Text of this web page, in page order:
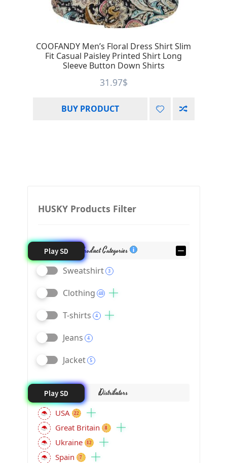
COOFANDY Men’s Floral Dress Shirt Slim
Fit Casual Paisley Printed Shirt Long
Sleeve Button Down Shirts
31.97$
BUY PRODUCT
HUSKY Products Filter
Product Categories
Play SD
Sweatshirt 3
Clothing 48
T-shirts 4
Jeans 4
Jacket 5
Distributors
Play SD
USA 22
Great Britain 8
Ukraine 12
Spain 7